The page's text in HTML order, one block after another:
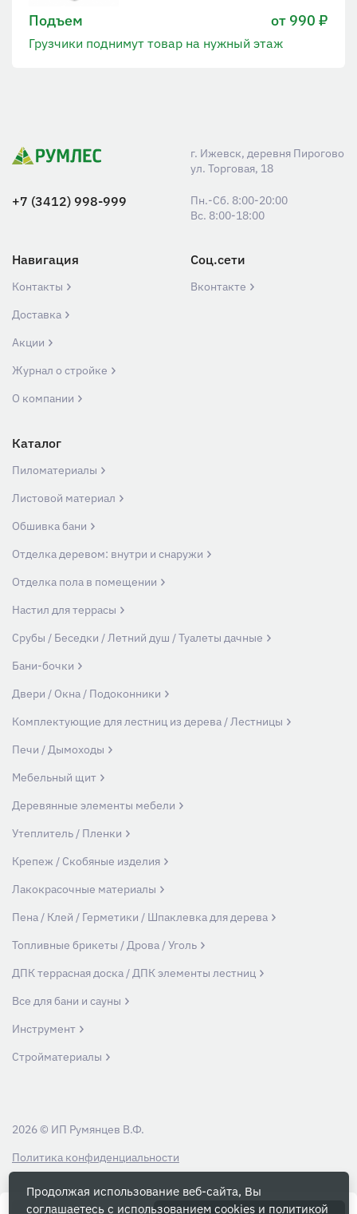
Подъем от 990 ₽
Грузчики поднимут товар на нужный этаж
г. Ижевск, деревня Пирогово
ул. Торговая, 18
+7 (3412) 998-999
Пн.-Сб. 8:00-20:00
Вс. 8:00-18:00
Навигация
Контакты
Доставка
Акции
Журнал о стройке
О компании
Соц.сети
Вконтакте
Каталог
Пиломатериалы
Листовой материал
Обшивка бани
Отделка деревом: внутри и снаружи
Отделка пола в помещении
Настил для террасы
Срубы / Беседки / Летний душ / Туалеты дачные
Бани-бочки
Двери / Окна / Подоконники
Комплектующие для лестниц из дерева / Лестницы
Печи / Дымоходы
Мебельный щит
Деревянные элементы мебели
Утеплитель / Пленки
Крепеж / Скобяные изделия
Лакокрасочные материалы
Пена / Клей / Герметики / Шпаклевка для дерева
Топливные брикеты / Дрова / Уголь
ДПК террасная доска / ДПК элементы лестниц
Все для бани и сауны
Инструмент
Стройматериалы
Вся информация на данном сайте носит ознакомительный характер и ни
Политика конфиденциальности
2026 © ИП Румянцев В.Ф.
Продолжая использование веб-сайта, Вы
соглашаетесь с использованием cookies и политикой